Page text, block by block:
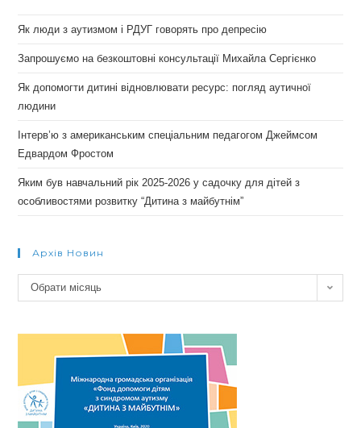
Як люди з аутизмом і РДУГ говорять про депресію
Запрошуємо на безкоштовні консультації Михайла Сергієнко
Як допомогти дитині відновлювати ресурс: погляд аутичної
людини
Інтерв’ю з американським спеціальним педагогом Джеймсом
Едвардом Фростом
Яким був навчальний рік 2025-2026 у садочку для дітей з
особливостями розвитку “Дитина з майбутнім”
Архів Новин
Архів
новин
Обрати місяць